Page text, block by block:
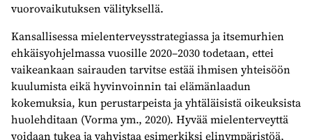
vuorovaikutuksen välityksellä.
Kansallisessa mielenterveysstrategiassa ja itsemurhien
ehkäisyohjelmassa vuosille 2020–2030 todetaan, ettei
vaikeankaan sairauden tarvitse estää ihmisen yhteisöön
kuulumista eikä hyvinvoinnin tai elämänlaadun
kokemuksia, kun perustarpeista ja yhtäläisistä oikeuksista
huolehditaan (Vorma ym., 2020). Hyvää mielenterveyttä
voidaan tukea ja vahvistaa esimerkiksi elinympäristöä,